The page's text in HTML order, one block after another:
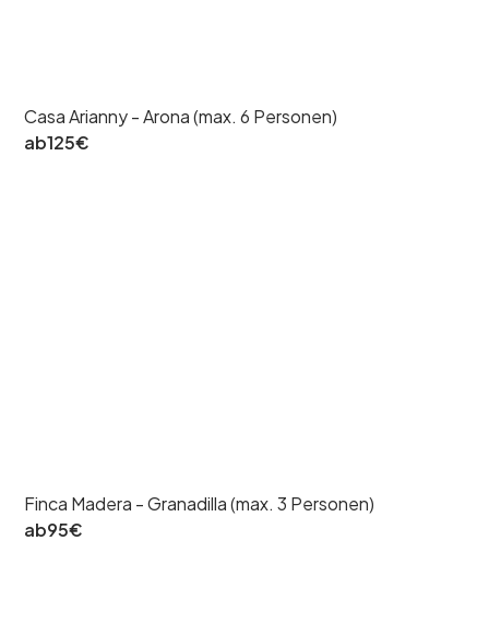
Casa Arianny - Arona (max. 6 Personen)
ab125€
Finca Madera - Granadilla (max. 3 Personen)
ab95€